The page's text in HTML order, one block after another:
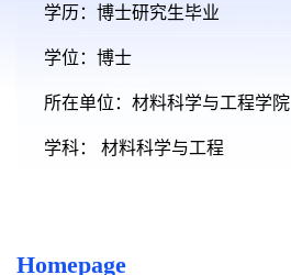
学历：博士研究生毕业
学位：博士
所在单位：材料科学与工程学院
学科： 材料科学与工程
Homepage